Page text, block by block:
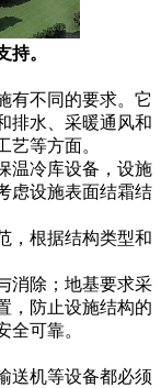
持。
不同的要求。它
排水、采暖通风和
等方面。
冷库设备，设施
虑设施表面结霜结
根据结构类型和
除；地基要求采
，防止设施结构的
全可靠。
机等设备都必须